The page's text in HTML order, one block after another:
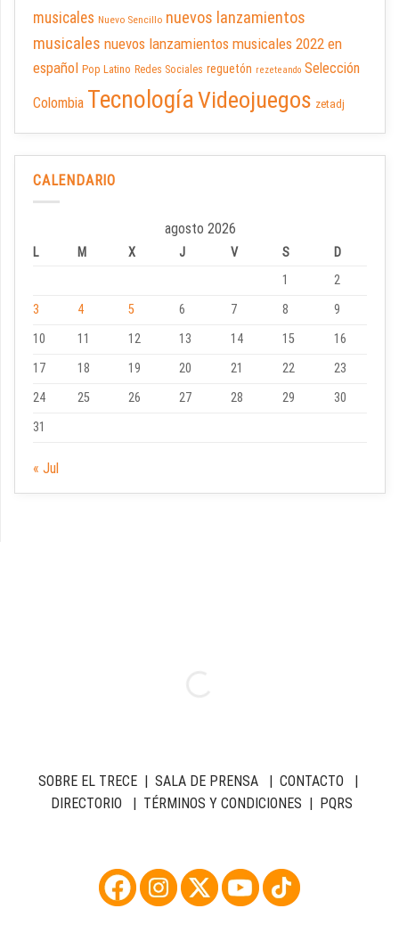
musicales Nuevo Sencillo nuevos lanzamientos
musicales nuevos lanzamientos musicales 2022 en
español Pop Latino Redes Sociales reguetón rezeteando Selección
Colombia TecnologíaVideojuegos zetadj
CALENDARIO
agosto 2026
L M X J V S
D
1
2
3
4 5 6 7 8
9
10
11 12 13 14 15
16
17
18 19 20 21 22
23
24
25 26 27 28 29
30
31
« Jul
SOBRE EL TRECE| SALA DE PRENSA| CONTACTO
DIRECTORIO
TÉRMINOS Y CONDICIONES PQRS